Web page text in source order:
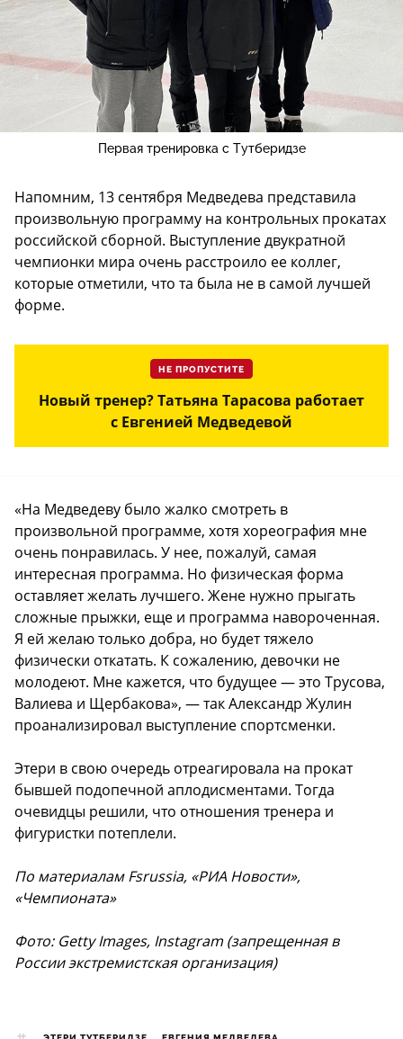
Первая тренировка с Тутберидзе
Напомним, 13 сентября Медведева представила
произвольную программу на контрольных прокатах
российской сборной. Выступление двукратной
чемпионки мира очень расстроило ее коллег,
которые отметили, что та была не в самой лучшей
форме.
НЕ ПРОПУСТИТЕ
Новый тренер? Татьяна Тарасова работает
с Евгенией Медведевой
«На Медведеву было жалко смотреть в
произвольной программе, хотя хореография мне
очень понравилась. У нее, пожалуй, самая
интересная программа. Но физическая форма
оставляет желать лучшего. Жене нужно прыгать
сложные прыжки, еще и программа навороченная.
Я ей желаю только добра, но будет тяжело
физически откатать. К сожалению, девочки не
молодеют. Мне кажется, что будущее — это Трусова,
Валиева и Щербакова», — так Александр Жулин
проанализировал выступление спортсменки.
Этери в свою очередь отреагировала на прокат
бывшей подопечной аплодисментами. Тогда
очевидцы решили, что отношения тренера и
фигуристки потеплели.
По материалам Fsrussia, «РИА Новости»,
«Чемпионата»
Фото: Getty Images, Instagram (запрещенная в
России экстремистская организация)